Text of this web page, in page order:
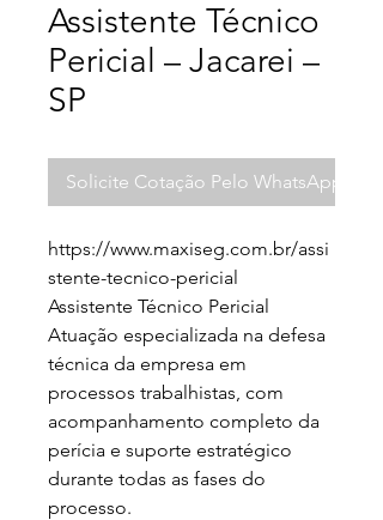
Assistente Técnico
Pericial – Jacarei –
SP
Solicite Cotação Pelo WhatsApp
https://www.maxiseg.com.br/assi
stente-tecnico-pericial
Assistente Técnico Pericial
Atuação especializada na defesa
técnica da empresa em
processos trabalhistas, com
acompanhamento completo da
perícia e suporte estratégico
durante todas as fases do
processo.